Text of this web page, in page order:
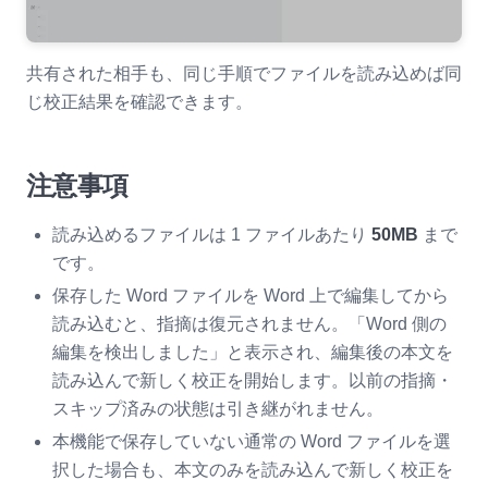
共有された相手も、同じ手順でファイルを読み込めば同
じ校正結果を確認できます。
注意事項
読み込めるファイルは 1 ファイルあたり 50MB まで
です。
保存した Word ファイルを Word 上で編集してから
読み込むと、指摘は復元されません。「Word 側の
編集を検出しました」と表示され、編集後の本文を
読み込んで新しく校正を開始します。以前の指摘・
スキップ済みの状態は引き継がれません。
本機能で保存していない通常の Word ファイルを選
択した場合も、本文のみを読み込んで新しく校正を